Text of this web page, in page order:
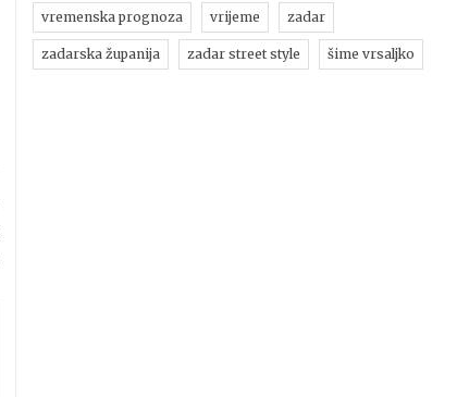
vremenska prognoza vrijeme zadar
zadarska županija zadar street style šime vrsaljko